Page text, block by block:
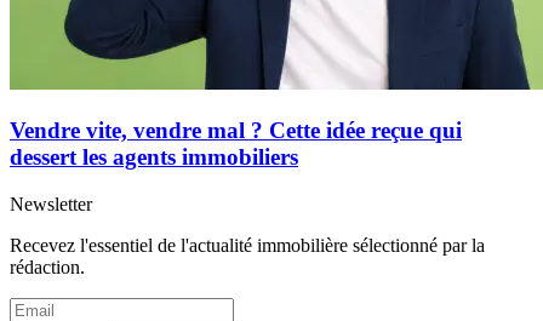
Vendre vite, vendre mal ? Cette idée reçue qui
dessert les agents immobiliers
Newsletter
Recevez l'essentiel de l'actualité immobilière sélectionné par la
rédaction.